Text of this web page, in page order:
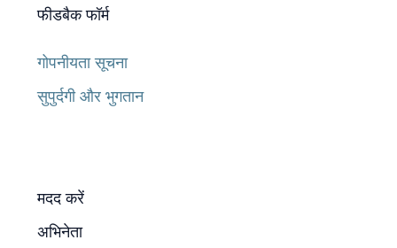
फीडबैक फॉर्म
गोपनीयता सूचना
सुपुर्दगी और भुगतान
मदद करें
अभिनेता